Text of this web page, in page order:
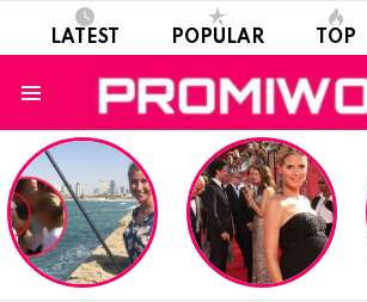
LATEST POPULAR TOP
LATEST
STORIES